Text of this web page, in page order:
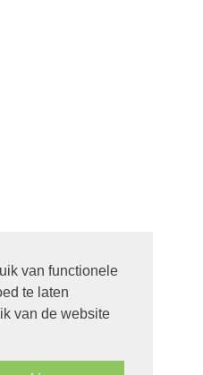
van functionele
te laten
van de website